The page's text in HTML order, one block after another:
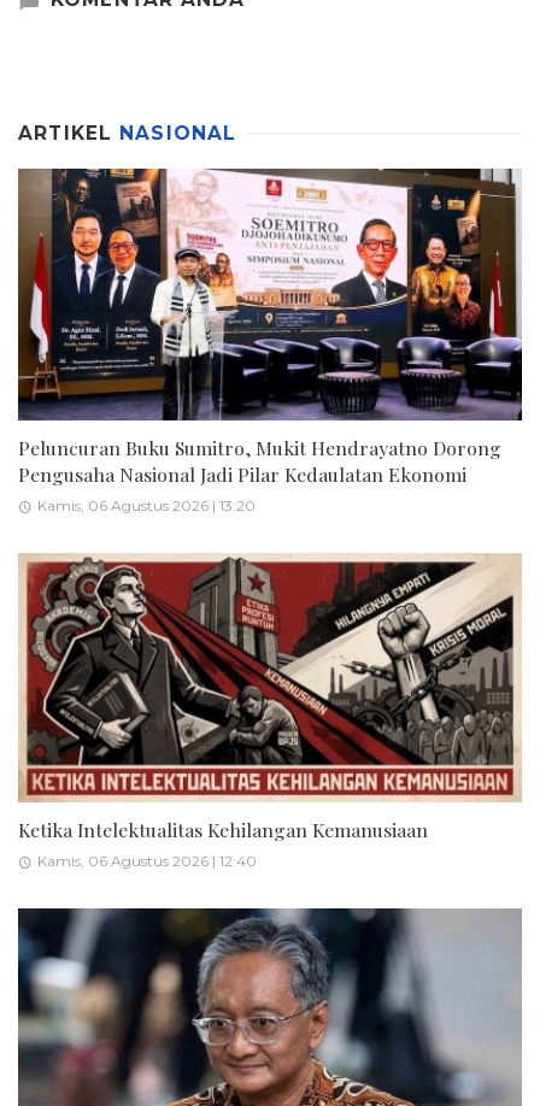
ARTIKEL NASIONAL
Peluncuran Buku Sumitro, Mukit Hendrayatno Dorong
Pengusaha Nasional Jadi Pilar Kedaulatan Ekonomi
Kamis, 06 Agustus 2026 | 13:20
Ketika Intelektualitas Kehilangan Kemanusiaan
Kamis, 06 Agustus 2026 | 12:40